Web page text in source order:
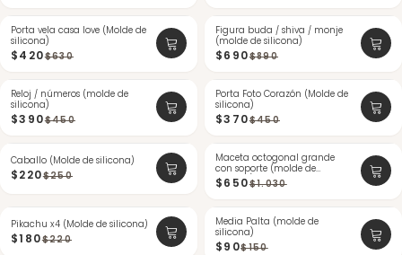
-33%
Porta vela casa love (Molde de
silicona)
$420$630
-22%
Figura buda / shiva / monje
(molde de silicona)
$690$890
-13%
Reloj / números (molde de
silicona)
$390$450
-17%
Porta Foto Corazón (Molde de
silicona)
$370$450
-12%
Caballo (Molde de silicona)
$220$250
-36%
ÚLTIMAS
Maceta octogonal grande
con soporte (molde de
silicona)
$650$1.030
-18%
Pikachu x4 (Molde de silicona)
$180$220
-40%
Media Palta (molde de
silicona)
$90$150